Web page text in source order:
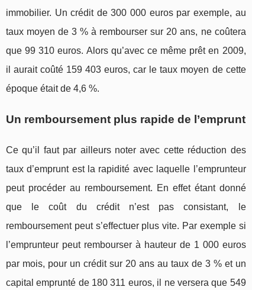
immobilier. Un crédit de 300 000 euros par exemple, au
taux moyen de 3 % à rembourser sur 20 ans, ne coûtera
que 99 310 euros. Alors qu’avec ce même prêt en 2009,
il aurait coûté 159 403 euros, car le taux moyen de cette
époque était de 4,6 %.
Un remboursement plus rapide de l’emprunt
Ce qu’il faut par ailleurs noter avec cette réduction des
taux d’emprunt est la rapidité avec laquelle l’emprunteur
peut procéder au remboursement. En effet étant donné
que le coût du crédit n’est pas consistant, le
remboursement peut s’effectuer plus vite. Par exemple si
l’emprunteur peut rembourser à hauteur de 1 000 euros
par mois, pour un crédit sur 20 ans au taux de 3 % et un
capital emprunté de 180 311 euros, il ne versera que 549